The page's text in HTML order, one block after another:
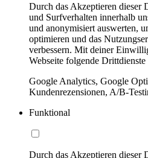
Durch das Akzeptieren dieser
und Surfverhalten innerhalb
und anonymisiert auswerten,
optimieren und das
verbessern. Mit deiner
Webseite folgende Drittdienste
Google Analytics, Google
Kundenrezensionen, A/B-
Funktional
Durch das Akzeptieren dieser